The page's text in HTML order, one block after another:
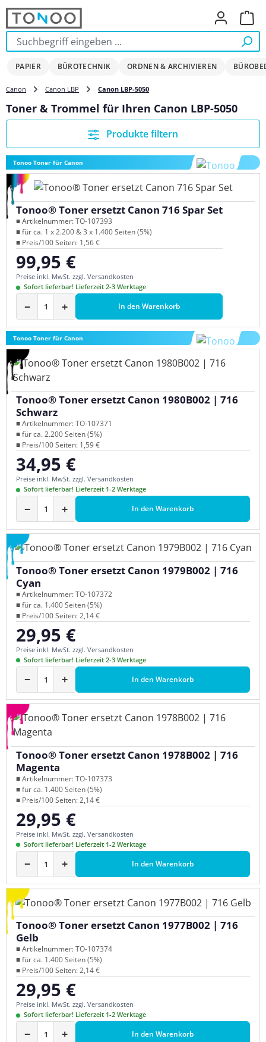
Zum Hauptinhalt springen
PAPIER BÜROTECHNIK ORDNEN & ARCHIVIEREN
Canon Canon LBP Canon LBP-5050
Toner & Trommel für Ihren Canon LBP-5050
Produkte filtern
Tonoo Toner für Canon
Tonoo® Toner ersetzt Canon 716 Spar Set
■ Artikelnummer: TO-107393
■ für ca. 1 x 2.200 & 3 x 1.400 Seiten (5%)
■ Preis/100 Seiten: 1,56 €
Regulärer Preis:
99,95 €
Preise inkl. MwSt. zzgl. Versandkosten
Sofort lieferbar! Lieferzeit 2-3 Werktage
− + In den Warenkorb
Tonoo Toner für Canon
Tonoo® Toner ersetzt Canon 1980B002 | 716
Schwarz
■ Artikelnummer: TO-107371
■ für ca. 2.200 Seiten (5%)
■ Preis/100 Seiten: 1,59 €
Regulärer Preis:
34,95 €
Preise inkl. MwSt. zzgl. Versandkosten
Sofort lieferbar! Lieferzeit 1-2 Werktage
− + In den Warenkorb
Tonoo® Toner ersetzt Canon 1979B002 | 716
Cyan
■ Artikelnummer: TO-107372
■ für ca. 1.400 Seiten (5%)
■ Preis/100 Seiten: 2,14 €
Regulärer Preis:
29,95 €
Preise inkl. MwSt. zzgl. Versandkosten
Sofort lieferbar! Lieferzeit 2-3 Werktage
− + In den Warenkorb
Tonoo® Toner ersetzt Canon 1978B002 | 716
Magenta
■ Artikelnummer: TO-107373
■ für ca. 1.400 Seiten (5%)
■ Preis/100 Seiten: 2,14 €
Regulärer Preis:
29,95 €
Preise inkl. MwSt. zzgl. Versandkosten
Sofort lieferbar! Lieferzeit 1-2 Werktage
− + In den Warenkorb
Tonoo® Toner ersetzt Canon 1977B002 | 716
Gelb
■ Artikelnummer: TO-107374
■ für ca. 1.400 Seiten (5%)
■ Preis/100 Seiten: 2,14 €
Regulärer Preis:
29,95 €
Preise inkl. MwSt. zzgl. Versandkosten
Sofort lieferbar! Lieferzeit 1-2 Werktage
− + In den Warenkorb